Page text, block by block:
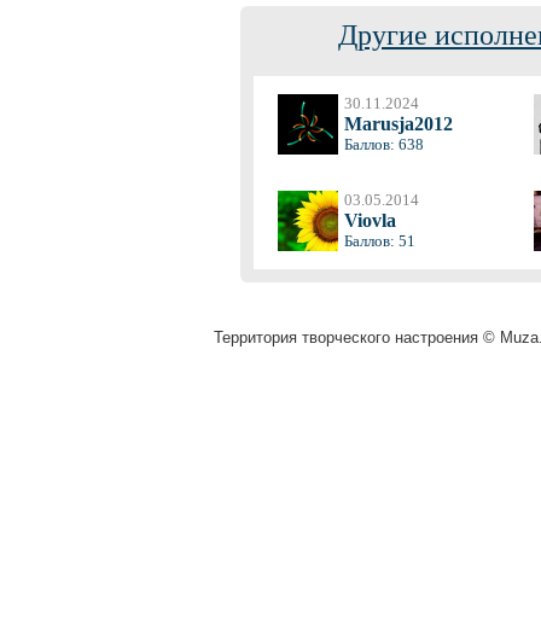
Другие
30.11.2024
Marusja2012
Баллов: 638
03.05.2014
Viovla
Баллов: 51
Территория творческого настроения ©